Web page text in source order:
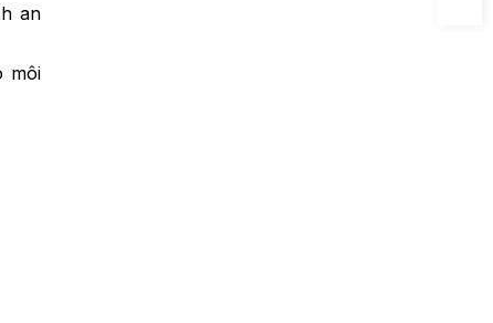
an
môi